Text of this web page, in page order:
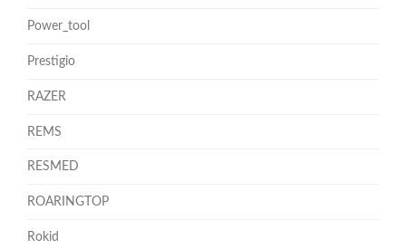
Power_tool
Prestigio
RAZER
REMS
RESMED
ROARINGTOP
Rokid